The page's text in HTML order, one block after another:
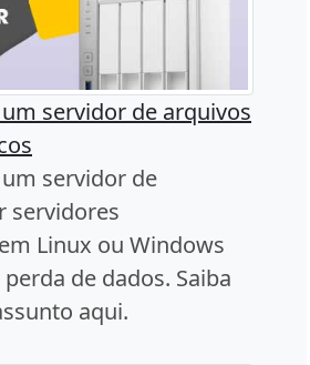
servidor de arquivos
servidor de
servidores
Linux ou Windows
de dados. Saiba
aqui.